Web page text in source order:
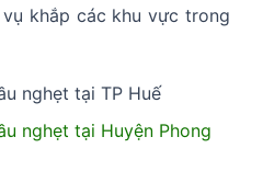
khắp các khu vực trong
nghẹt tại TP Huế
nghẹt tại Huyện Phong